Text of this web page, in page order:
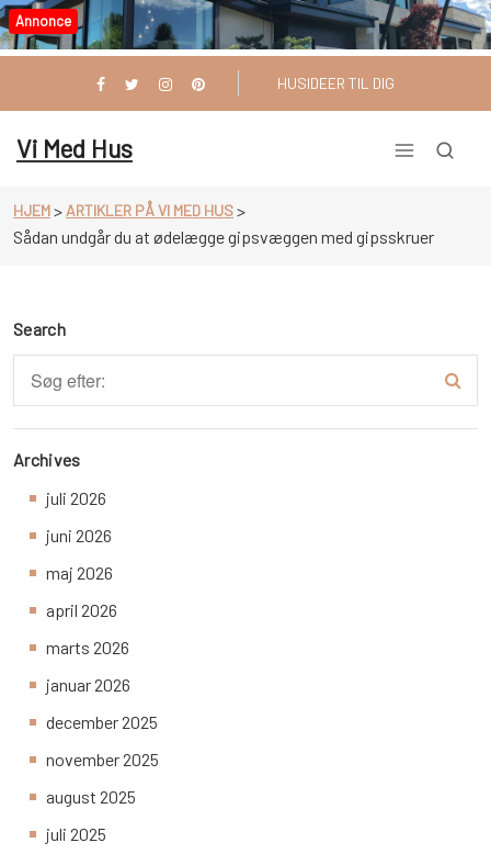
Videre
til
Annonce
HUSIDEER TIL DIG
Vi Med Hus
HJEM> ARTIKLER PÅ VI MED HUS>
Sådan undgår du at ødelægge gipsvæggen med gipsskruer
Search
Archives
juli 2026
juni 2026
maj 2026
april 2026
marts 2026
januar 2026
december 2025
november 2025
august 2025
juli 2025